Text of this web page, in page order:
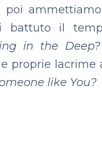
poi
battuto il
in the Deep?
proprie lacrime
like You?